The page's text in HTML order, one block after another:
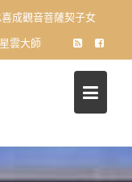
成觀音菩薩契子女
雲大師